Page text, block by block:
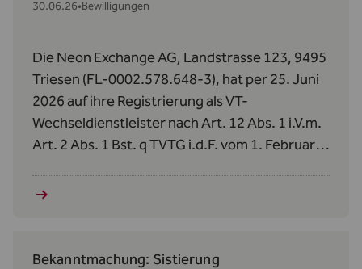
30.06.26•Bewilligungen
Die Neon Exchange AG, Landstrasse 123, 9495
Triesen (FL-0002.578.648-3), hat per 25. Juni
2026 auf ihre Registrierung als VT-
Wechseldienstleister nach Art. 12 Abs. 1 i.V.m.
Art. 2 Abs. 1 Bst. q TVTG i.d.F. vom 1. Februar
Bekanntmachung: Sistierung